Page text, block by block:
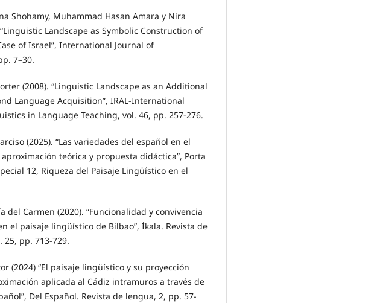
Shohamy, Muhammad Hasan Amara y Nira
Landscape as Symbolic Construction of
of Israel”, International Journal of
7–30.
(2008). “Linguistic Landscape as an Additional
Language Acquisition”, IRAL-International
in Language Teaching, vol. 46, pp. 257-276.
(2025). “Las variedades del español en el
teórica y propuesta didáctica”, Porta
12, Riqueza del Paisaje Lingüístico en el
del Carmen (2020). “Funcionalidad y convivencia
el paisaje lingüístico de Bilbao”, Íkala. Revista de
25, pp. 713-729.
(2024) “El paisaje lingüístico y su proyección
aplicada al Cádiz intramuros a través de
Del Español. Revista de lengua, 2, pp. 57-